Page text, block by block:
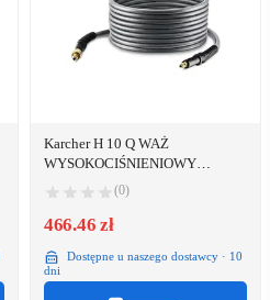
Karcher H 10 Q WAŻ
WYSOKOCIŚNIENIOWY
PremiumFlex™ ANTI-TWIST
(2.643-585.0)
(0)
466.46 zł
Dostępne u naszego dostawcy · 10
dni